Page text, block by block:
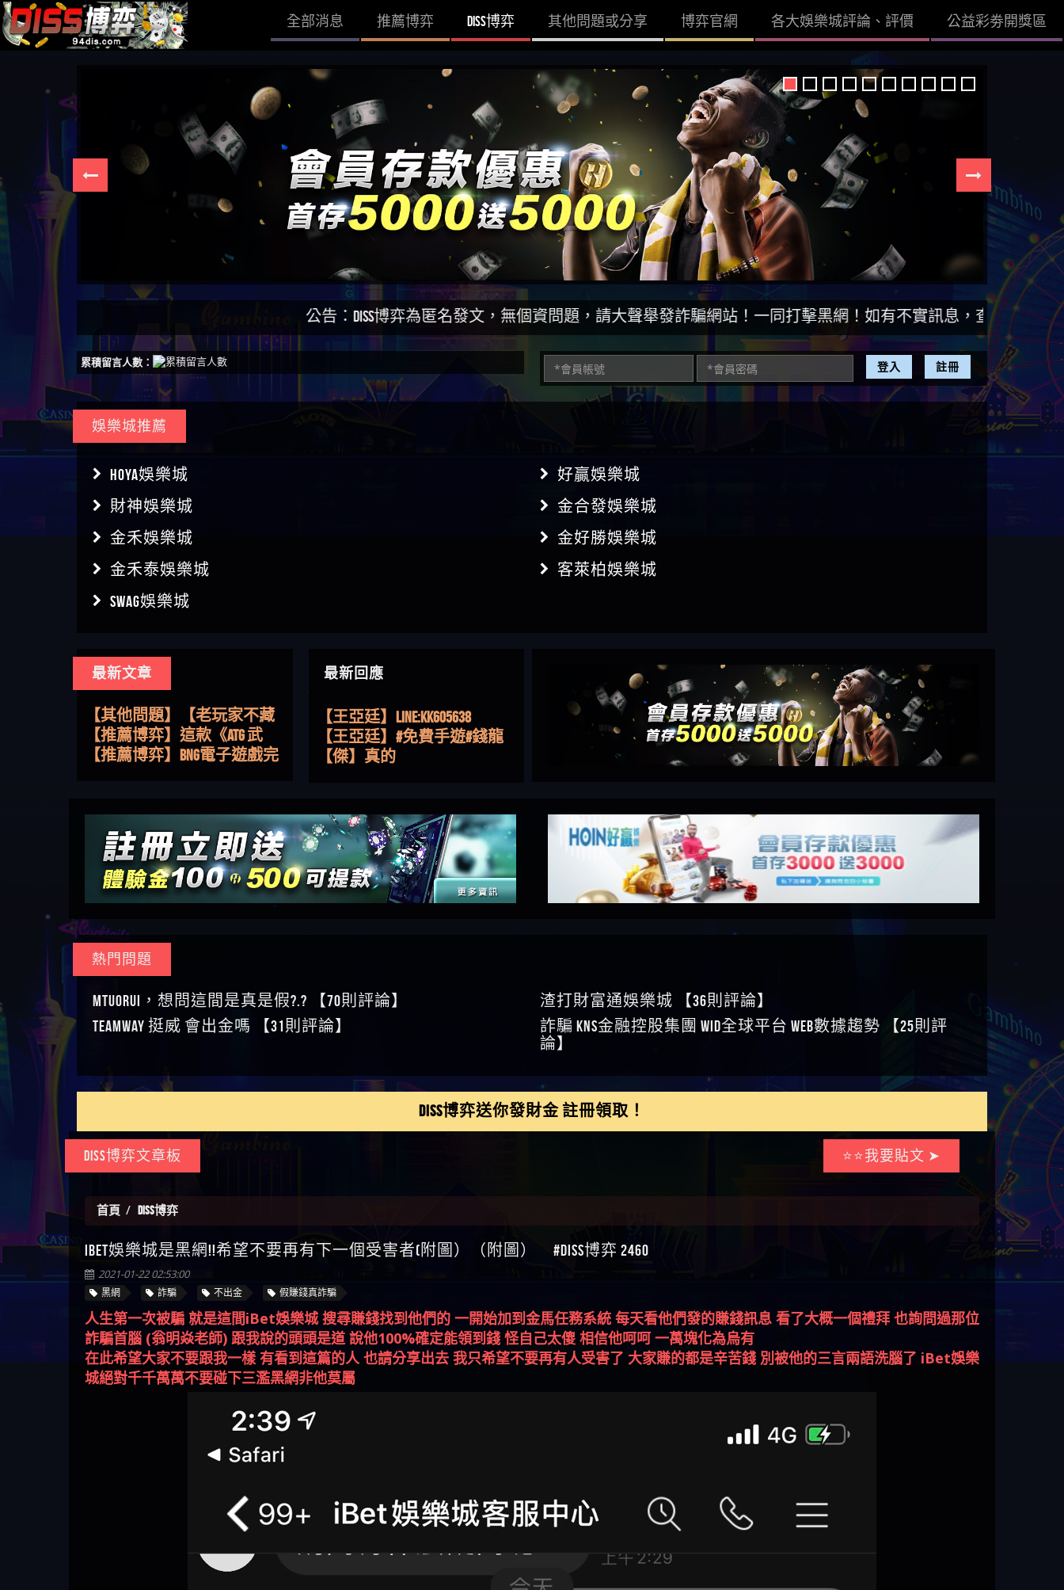
全部消息 推薦博弈 DISS博弈 其他問題或分享 博弈官網 各大娛樂城評論、評價 公益彩劵開獎區
公告：DISS博弈為匿名發文，無個資問題，請大聲舉發詐騙網站！一同打擊黑網！如有不實訊息，查證後立即刪除。【
累積留言人數： 登入 註冊
娛樂城推薦
HOYA娛樂城
好贏娛樂城
財神娛樂城
金合發娛樂城
金禾娛樂城
金好勝娛樂城
金禾泰娛樂城
客萊柏娛樂城
SWAG娛樂城
最新文章
【其他問題】用理性數據指
路，開啟你的高回報娛樂之
旅
【其他問題】【老玩家不藏
私】2025 線上老虎機這樣
挑！RTP、波動率和平台安全
【推薦博弈】這款《ATG 武
俠》老虎機真的猛！玩過才
【推薦博弈】BNG電子遊戲完
玩法攻略，輕鬆稱霸老虎
機！
資詐騙套路緊急追討賴
zg369」力智投資是不是詐騙
力智投資是真的嗎 力智投資
是詐騙嗎 南部老翁還在癡迷
力智投資高回報獲利 請不要
【其他問題】 【遇天盛商行
詐騙追回資金賴zg369】天盛
商行詐騙 天盛商行是不是詐
騙 天盛商行是真的嗎 天盛商
行是詐騙嗎 被天盛商行詐騙
【其他問題】 受害者援助賴
【zg369】退休老翁被大戶e點
靈詐騙痛不欲生 大戶e點靈是
真的嗎 大戶e點靈是不是詐騙
靈無法出金 （大戶e點靈）教
你如何規避詐騙陷阱
【其他問題】 弘記投資詐騙
持續收割國人中【免費討回
資金賴zg369】弘記投資是詐
記投資是真的嗎 被弘記投資
詐騙的錢怎麼辦 本文教你如
何拿回被騙資金
【其他問題】 被騙追回賴
【zg369】KnTop利用新型詐騙
KnTop是不是詐騙 KnTop是詐騙
嗎 【KnTop】KnTop無法出金 被
KnTop詐騙的錢一招拿回
【其他問題】機台運算專案
討回資金賴zg369】機台運算
專案是詐騙嗎 機台運算專案
是不是詐騙 機台運算專案是
真的嗎 被機台運算專案詐騙
的錢怎麼辦 本文教你如何拿
回被騙資金
續收割國人中【免費討回資
金賴zg369】Hoyabit是詐騙嗎
Hoyabit是不是詐騙 Hoyabit是真
的嗎 被HoyabitHoyabit詐騙的錢
怎麼辦 本文教你如何拿回被
騙資金
【其他問題】KS.M多元化行銷
詐騙持續收割國人中【免費
討回資金賴zg369】KS.M多元化
行銷是詐騙嗎 KS.M多元化行
銷是不是詐騙 KS.M多元化行
銷是真的嗎 被KS.M多元化行
如何拿回被騙資金
【其他問題】免費追回賴
「zg369」深度解析野原家
Family & Love如何詐騙 野原家
Family & Love是不是詐騙 野原家
Family & Love是真的嗎 野原家
通報野原家 Family & Love是詐騙
平台 請遠離
【其他問題】元盈橋詐騙持
續收割國人中【免費討回資
金賴zg369】元盈橋是詐騙嗎
元盈橋是不是詐騙 元盈橋是
麼辦 本文教你如何拿回被騙
資金
【其他問題】被騙追回賴
【zg369】M.L.Edge利用新型詐
騙手法欺詐群眾 M.L.Edge是真
M.L.Edge是詐騙嗎 【M.L.Edge】
M.L.Edge無法出金 被M.L.Edge詐
【其他問題】 Robinhood詐騙
持續收割國人中【免費討回
嗎 Robinhood是不是詐騙
Robinhood是真的嗎 被Robinhood
何拿回被騙資金
【其他問題】FLTO詐騙持續收
zg369】FLTO是詐騙嗎 FLTO是不
是詐騙 FLTO是真的嗎 被FLTO詐
拿回被騙資金
【zg369】八旬老翁被ALYWS詐
騙家破人亡 ALYWS是真的嗎
嗎 （ALYWS）無法出金 請小心
群組暗椿
【其他問題】 一招教你揭秘
新型詐騙手法 （受害者免費
是不是詐騙 當當是真的嗎 當
當是詐騙嗎 六旬老婦深信當
當高獲利回報被騙的家破人
【其他問題】用理性數據指
旅
私】2025 線上老虎機這樣
挑！RTP、波動率和平台安全
的全攻略！
【推薦博弈】這款《ATG 武
俠》老虎機真的猛！玩過才
知道什麼叫超過3萬種中獎方
【推薦博弈】BNG電子遊戲完
整攻略！熱門老虎機、集鴻
【其他問題】【2025】ATG試
玩法攻略，輕鬆稱霸老虎
機！
資詐騙套路緊急追討賴
zg369」力智投資是不是詐騙
力智投資是真的嗎 力智投資
是詐騙嗎 南部老翁還在癡迷
力智投資高回報獲利 請不要
在匯款
【其他問題】 【遇天盛商行
詐騙追回資金賴zg369】天盛
商行詐騙 天盛商行是不是詐
騙 天盛商行是真的嗎 天盛商
行是詐騙嗎 被天盛商行詐騙
一招教你拿回
【其他問題】 受害者援助賴
【zg369】退休老翁被大戶e點
靈詐騙痛不欲生 大戶e點靈是
真的嗎 大戶e點靈是不是詐騙
大戶e點靈是詐騙嗎 大戶e點
靈無法出金 （大戶e點靈）教
你如何規避詐騙陷阱
【其他問題】 弘記投資詐騙
持續收割國人中【免費討回
資金賴zg369】弘記投資是詐
騙嗎 弘記投資是不是詐騙 弘
記投資是真的嗎 被弘記投資
詐騙的錢怎麼辦 本文教你如
何拿回被騙資金
【其他問題】 被騙追回賴
【zg369】KnTop利用新型詐騙
手法欺詐群眾 KnTop是真的嗎
KnTop是不是詐騙 KnTop是詐騙
嗎 【KnTop】KnTop無法出金 被
KnTop詐騙的錢一招拿回
【其他問題】機台運算專案
詐騙持續收割國人中【免費
討回資金賴zg369】機台運算
專案是詐騙嗎 機台運算專案
是不是詐騙 機台運算專案是
真的嗎 被機台運算專案詐騙
的錢怎麼辦 本文教你如何拿
【其他問題】 Hoyabit詐騙持
續收割國人中【免費討回資
金賴zg369】Hoyabit是詐騙嗎
Hoyabit是不是詐騙 Hoyabit是真
的嗎 被HoyabitHoyabit詐騙的錢
怎麼辦 本文教你如何拿回被
【其他問題】KS.M多元化行銷
詐騙持續收割國人中【免費
討回資金賴zg369】KS.M多元化
行銷是詐騙嗎 KS.M多元化行
銷是不是詐騙 KS.M多元化行
銷是真的嗎 被KS.M多元化行
銷詐騙的錢怎麼辦 本文教你
【其他問題】免費追回賴
「zg369」深度解析野原家
Family & Love如何詐騙 野原家
Family & Love是不是詐騙 野原家
Family & Love是真的嗎 野原家
Family & Love是詐騙嗎 165多次
通報野原家 Family & Love是詐騙
【其他問題】元盈橋詐騙持
續收割國人中【免費討回資
金賴zg369】元盈橋是詐騙嗎
元盈橋是不是詐騙 元盈橋是
真的嗎 被元盈橋詐騙的錢怎
麼辦 本文教你如何拿回被騙
【其他問題】被騙追回賴
【zg369】M.L.Edge利用新型詐
騙手法欺詐群眾 M.L.Edge是真
的嗎 M.L.Edge是不是詐騙
M.L.Edge是詐騙嗎 【M.L.Edge】
【其他問題】 Robinhood詐騙
持續收割國人中【免費討回
資金賴zg369】Robinhood是詐騙
嗎 Robinhood是不是詐騙
詐騙的錢怎麼辦 本文教你如
【其他問題】FLTO詐騙持續收
割國人中【免費討回資金賴
zg369】FLTO是詐騙嗎 FLTO是不
騙的錢怎麼辦 本文教你如何
【其他問題】 遇詐騙求救賴
【zg369】八旬老翁被ALYWS詐
ALYWS是不是詐騙 ALYWS是詐騙
嗎 （ALYWS）無法出金 請小心
【其他問題】 一招教你揭秘
援助賴zg369）當當詐騙 當當
是不是詐騙 當當是真的嗎 當
當高獲利回報被騙的家破人
最新回應
【傑】推代理真的好相處
【盧鴻傑】請問一下100多萬
【王亞廷】#免費手遊#錢龍
皇ONLINE#http
【傑】真的
【蔡如軒】黑網一個呵呵
了黑網不要玩
【林伊依】爛死了拉贏錢直
接鎖帳號可以去吃屎
【陳靜茹】推薦小畢，我也
是小畢的會員～～
【黃家羭】推推
【AVA娛樂城】還會自己做假
對話來毀謗欸哈哈哈好厲
【陳順堪】黑網不出金
【asd】唬爛不出金黑網垃圾
平台
【蘇俊曄】所以會出金嗎現
在也是一樣的狀況
【侯依揚】廢物喔
【盧鴻傑】請問一下100多萬
會出金嗎，有誰可以回答
【王亞廷】LINE:kK605638
【王亞廷】#免費手遊#錢龍
皇ONLINE#http
【傑】真的
是小畢的會員～～
【黃家羭】推推
對話來毀謗欸哈哈哈好厲
【陳順堪】黑網不出金
【黃伊珊】不推薦爛公司
【陳順堪】星匯娛樂城出金
幾次後贏錢就不給出金
【陳順堪】黑網出金幾次後
贏了就不出金出
【玩運彩】
熱門問題
MTUORUi，想問這間是真是假?.? 【70則評論】
渣打財富通娛樂城 【36則評論】
TEAMWAY 挺威 會出金嗎 【31則評論】
詐騙 kns金融控股集團 WID全球平台 WEB數據趨勢 【25則評
論】
DISS博弈送你發財金 註冊領取！
Diss博弈文章板 ⭐⭐我要貼文 ➤
首頁 DISS博弈
iBet娛樂城是黑網!!希望不要再有下一個受害者(附圖）（附圖） #Diss博弈 2460
2021-01-22 02:53:00
黑網 詐騙 不出金 假賺錢真詐騙
人生第一次被騙 就是這間iBet娛樂城 搜尋賺錢找到他們的 一開始加到金馬任務系統 每天看他們發的賺錢訊息 看了大概一個禮拜 也詢問過那位
詐騙首腦 (翁明焱老師) 跟我說的頭頭是道 說他100%確定能領到錢 怪自己太傻 相信他呵呵 一萬塊化為烏有
在此希望大家不要跟我一樣 有看到這篇的人 也請分享出去 我只希望不要再有人受害了 大家賺的都是辛苦錢 別被他的三言兩語洗腦了 iBet娛樂
城絕對千千萬萬不要碰下三濫黑網非他莫屬